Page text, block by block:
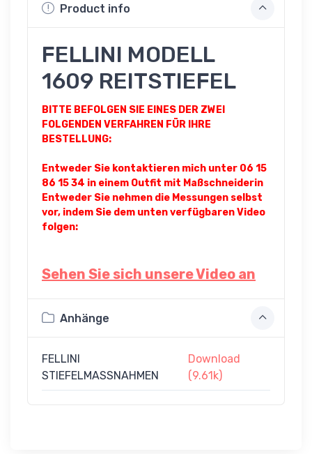
Product info
FELLINI MODELL
1609 REITSTIEFEL
BITTE BEFOLGEN SIE EINES DER ZWEI
FOLGENDEN VERFAHREN FÜR IHRE
BESTELLUNG:
Entweder Sie kontaktieren mich unter 06 15
86 15 34 in einem Outfit mit Maßschneiderin
Entweder Sie nehmen die Messungen selbst
vor, indem Sie dem unten verfügbaren Video
folgen:
Sehen Sie sich unsere Video an
Anhänge
FELLINI
STIEFELMASSNAHMEN
Download
(9.61k)